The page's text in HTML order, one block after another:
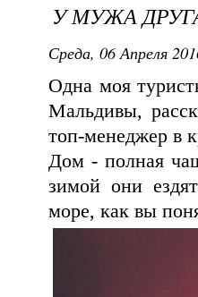
У МУЖА
Среда, 06 Апреля
Одна моя
Мальдивы,
топ-менеджер в
Дом - полная
зимой они
море, как вы